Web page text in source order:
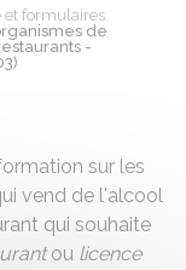
et formulaires
de
-
sur les
vend de l'alcool
qui souhaite
ou licence